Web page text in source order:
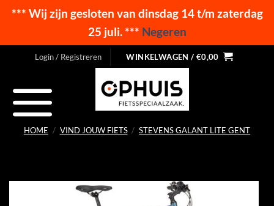
*** Wij zijn gesloten van dinsdag 14 t/m zaterdag
25 juli. *** Negeren
Login / Registreren WINKELWAGEN / €0,00
HOME / VIND JOUW FIETS / STEVENS GALANT LITE GENT